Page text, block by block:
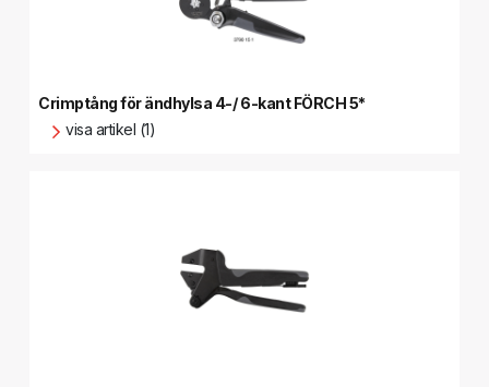
Crimptång för ändhylsa 4-/ 6-kant FÖRCH 5*
visa artikel (1)